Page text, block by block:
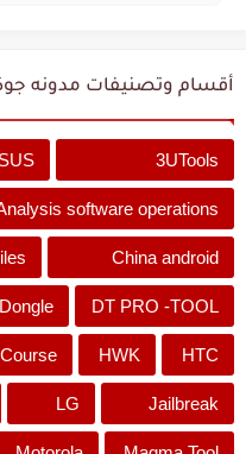
أقسام وتصنيفات مدونه
3UTools
software operations
China android
DT PRO -TOOL
HTC
HWK
Jailbreak
LG